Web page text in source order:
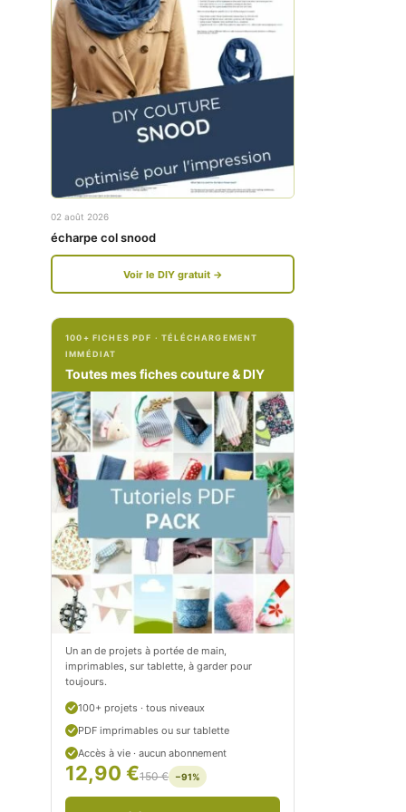
w
w
f
e
b
o
.
c
o
m
t
i
t
i
t
r
o
w
w
.
i
t
g
m
.
c
o
m
/
e
t
i
c
i
t
r
02 août 2026
écharpe col snood
Voir le DIY gratuit →
100+ FICHES PDF · TÉLÉCHARGEMENT
IMMÉDIAT
Toutes mes fiches couture & DIY
Un an de projets à portée de main,
imprimables, sur tablette, à garder pour
toujours.
100+ projets · tous niveaux
PDF imprimables ou sur tablette
Accès à vie · aucun abonnement
12,90 €150 € −91%